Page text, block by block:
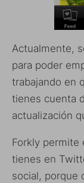
Actualmente,
para poder
trabajando en
tienes cuenta
actualización
Forkly permite
tienes en
social, porque